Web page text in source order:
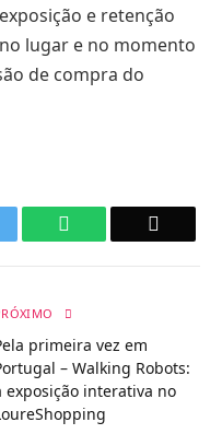
e retenção
lugar e no momento
de compra do
WhatsApp
primeira vez em
– Walking Robots:
exposição interativa no